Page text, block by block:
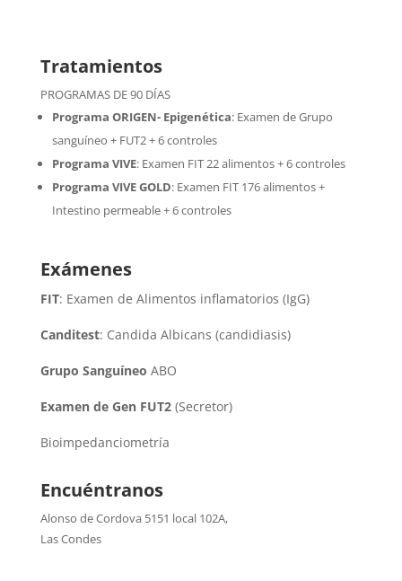
Tratamientos
PROGRAMAS DE 90 DÍAS
Programa ORIGEN- Epigenética:Examen de Grupo
sanguíneo + FUT2 + 6 controles
Programa VIVE: Examen FIT 22 alimentos + 6 controles
Programa VIVE GOLD: Examen FIT 176 alimentos +
Intestino permeable + 6 controles
Exámenes
FIT: Examen de Alimentos inflamatorios (IgG)
Canditest: Candida Albicans (candidiasis)
Grupo Sanguíneo ABO
Examen de Gen FUT2(Secretor)
Bioimpedanciometría
Encuéntranos
Alonso de Cordova 5151 local 102A,
Las Condes